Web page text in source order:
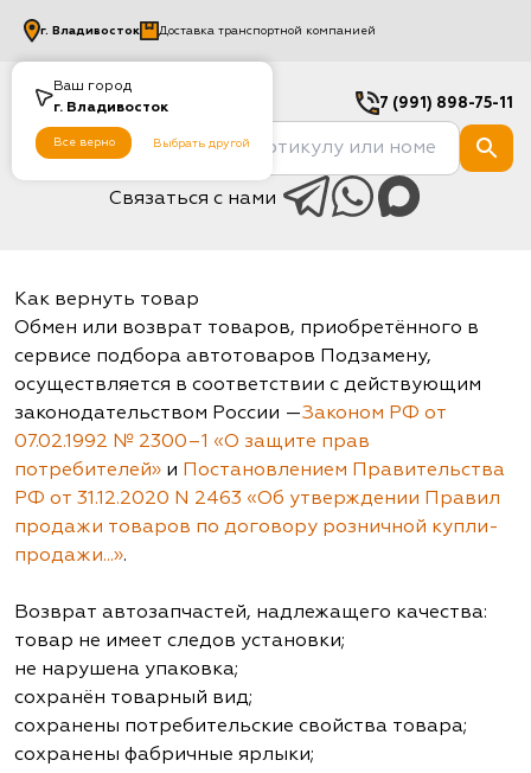
Ваш город
г. Владивосток
Все верно Выбрать другой
г. Владивосток Доставка транспортной компанией
7 (991) 898-75-11
Связаться с нами
Как вернуть товар
Обмен или возврат товаров, приобретённого в
сервисе подбора автотоваров Подзамену,
осуществляется в соответствии с действующим
законодательством России —Законом РФ от
07.02.1992 № 2300–1 «О защите прав
потребителей» и
Постановлением Правительства
РФ от 31.12.2020 N 2463 «Об утверждении Правил
продажи товаров по договору розничной купли-
продажи...».
Возврат автозапчастей, надлежащего качества:
товар не имеет следов установки;
не нарушена упаковка;
сохранён товарный вид;
сохранены потребительские свойства товара;
сохранены фабричные ярлыки;